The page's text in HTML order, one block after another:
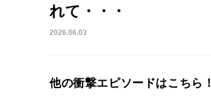
れて・・・
2026.06.03
他の衝撃エピソードはこちら！